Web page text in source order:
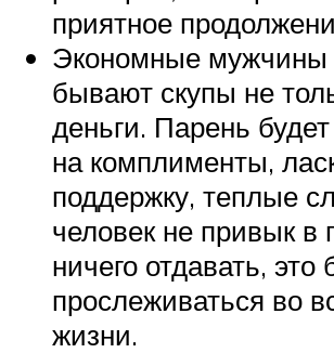
приятное
Экономные мужчины
бывают скупы не
деньги. Парень
на комплименты,
поддержку, теплые
человек не привык в
ничего отдавать, это
прослеживаться во
жизни.